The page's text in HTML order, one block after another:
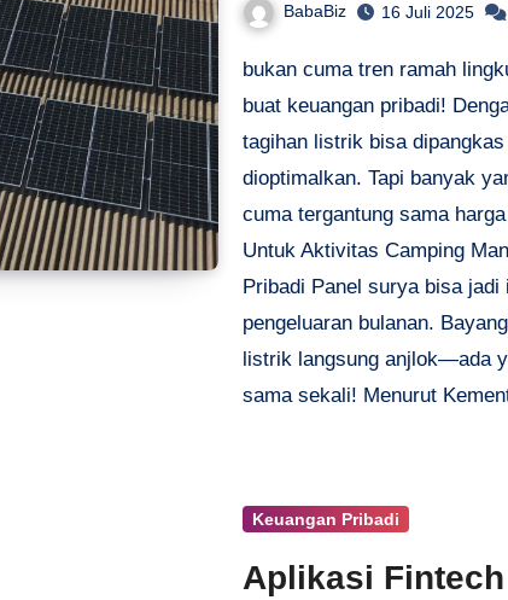
BabaBiz 16 Juli 2025
bukan cuma tren ramah
buat keuangan pribadi!
tagihan listrik bisa
dioptimalkan. Tapi banyak
cuma tergantung sama
Untuk Aktivitas Camping
Pribadi Panel surya bisa
pengeluaran bulanan.
listrik langsung anjlok—ada
sama sekali! Menurut
Keuangan Pribadi
Aplikasi